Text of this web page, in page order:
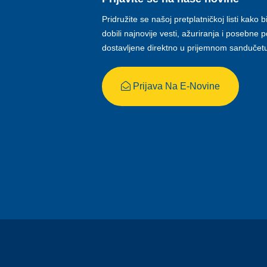
Pridružite se našoj pretplatničkoj listi kako
dobili najnovije vesti, ažuriranja i posebne
dostavljene direktno u prijemnom
Prijava Na E-Novine